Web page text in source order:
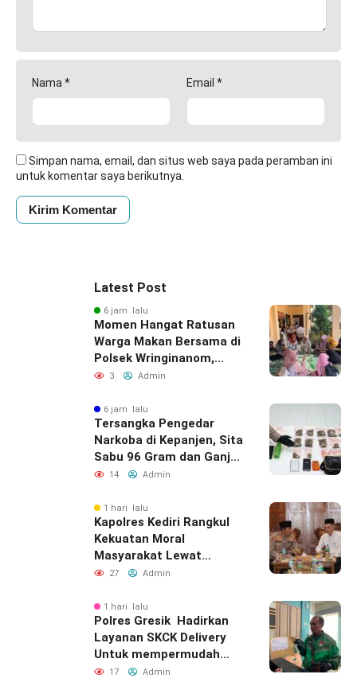
Nama * Email *
Simpan nama, email, dan situs web saya pada peramban ini
untuk komentar saya berikutnya.
Latest Post
6 jam lalu
Momen Hangat Ratusan
Warga Makan Bersama di
Polsek Wringinanom,
Pererat Silaturahmi dan
3 Admin
6 jam lalu
Tersangka Pengedar
Narkoba di Kepanjen, Sita
Sabu 96 Gram dan Ganja
131 Gram Diamankan
14 Admin
1 hari lalu
Kapolres Kediri Rangkul
Kekuatan Moral
Masyarakat Lewat
Silaturahmi
27 Admin
1 hari lalu
Polres Gresik Hadirkan
Layanan SKCK Delivery
Untuk mempermudah
Masyarakat
17 Admin